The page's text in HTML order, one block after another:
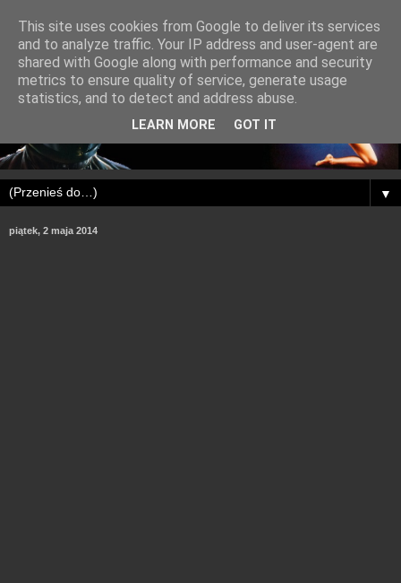
▼
piątek, 2 maja 2014
This site uses cookies from Google to deliver its services
and to analyze traffic. Your IP address and user-agent are
shared with Google along with performance and security
metrics to ensure quality of service, generate usage
statistics, and to detect and address abuse.
LEARN MORE GOT IT